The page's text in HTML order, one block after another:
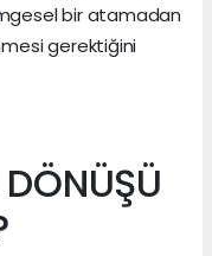
bir atamadan
gerektiğini